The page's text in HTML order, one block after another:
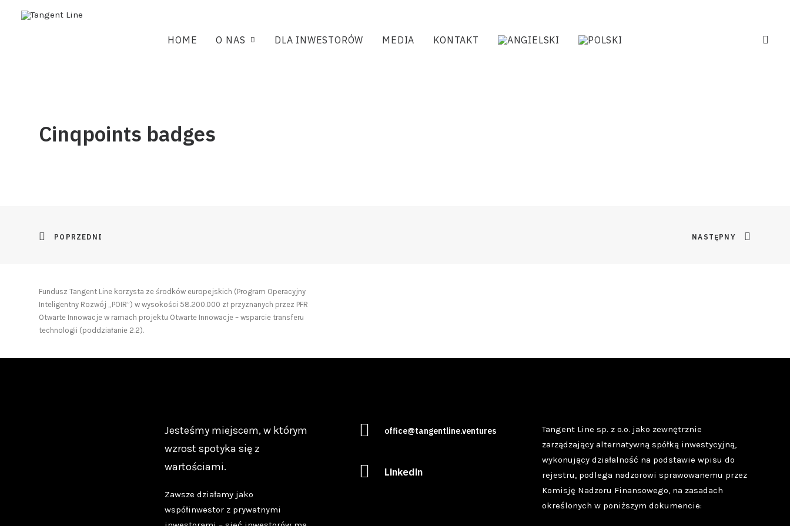
HOME O NAS DLA INWESTORÓW MEDIA KONTAKT
Cinqpoints badges
POPRZEDNI NASTĘPNY
Fundusz Tangent Line korzysta ze środków europejskich (Program Operacyjny
Inteligentny Rozwój „POIR”) w wysokości 58.200.000 zł przyznanych przez PFR
Otwarte Innowacje w ramach projektu Otwarte Innowacje – wsparcie transferu
technologii (poddziałanie 2.2).
Jesteśmy miejscem, w którym
wzrost spotyka się z
wartościami.
Zawsze działamy jako
współinwestor z prywatnymi
office@tangentline.ventures
Linkedin
Tangent Line sp. z o.o. jako zewnętrznie
zarządzający alternatywną spółką inwestycyjną,
wykonujący działalność na podstawie wpisu do
rejestru, podlega nadzorowi sprawowanemu przez
Komisję Nadzoru Finansowego, na zasadach
określonych w poniższym dokumencie: